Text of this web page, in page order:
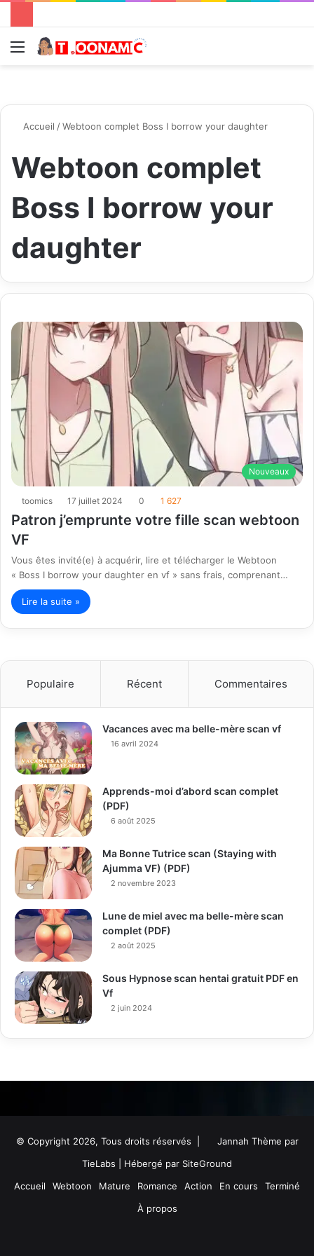
Menu
Accueil /Webtoon complet Boss I borrow your daughter
Webtoon complet
Boss I borrow your
daughter
Nouveaux
toomics 17 juillet 2024 0 1 627
Patron j’emprunte votre fille scan webtoon
VF
Vous êtes invité(e) à acquérir, lire et télécharger le Webtoon
« Boss I borrow your daughter en vf » sans frais, comprenant…
Lire la suite »
Populaire Récent Commentaires
Vacances avec ma belle-mère scan vf
16 avril 2024
Apprends-moi d’abord scan complet
(PDF)
6 août 2025
Ma Bonne Tutrice scan (Staying with
Ajumma VF) (PDF)
2 novembre 2023
Lune de miel avec ma belle-mère scan
complet (PDF)
2 août 2025
Sous Hypnose scan hentai gratuit PDF en
Vf
2 juin 2024
© Copyright 2026, Tous droits réservés |
Jannah Thème par
TieLabs | Hébergé par SiteGround
Accueil
Webtoon Mature Romance Action En cours
Terminé
À propos